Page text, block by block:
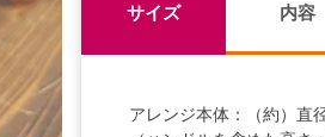
サイズ 内容
アレンジ本体：（約）直